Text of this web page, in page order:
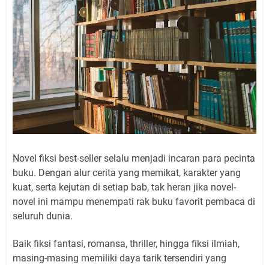
Novel fiksi best-seller selalu menjadi incaran para pecinta
buku. Dengan alur cerita yang memikat, karakter yang
kuat, serta kejutan di setiap bab, tak heran jika novel-
novel ini mampu menempati rak buku favorit pembaca di
seluruh dunia.
Baik fiksi fantasi, romansa, thriller, hingga fiksi ilmiah,
masing-masing memiliki daya tarik tersendiri yang